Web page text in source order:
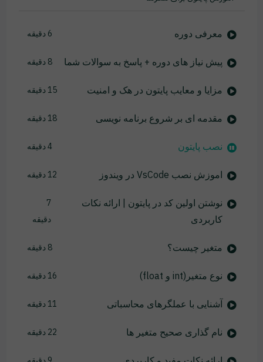
معرفی دوره 6 دقیقه
پیش نیاز های دوره + پاسخ به سوالات شما 8 دقیقه
مزایا و معایب پایتون در هک و امنیت 15 دقیقه
مقدمه ای بر شروع برنامه نویسی 18 دقیقه
نصب پایتون 4 دقیقه
اموزش نصب VsCode در ویندوز 12 دقیقه
نوشتن اولین کد در پایتون | ارائه نکات
کاربردی
7
دقیقه
متغیر چیست؟ 8 دقیقه
نوع متغیر(int و float) 16 دقیقه
آشنایی با عملگرهای محاسباتی 11 دقیقه
نام گذاری صحیح متغیر ها 22 دقیقه